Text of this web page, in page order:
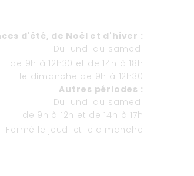
d'été, de Noël et d'hiver :
Du lundi au samedi
de 9h à 12h30 et de 14h à 18h
le dimanche de 9h à 12h30
Autres périodes :
Du lundi au samedi
de 9h à 12h et de 14h à 17h
Fermé le jeudi et le dimanche